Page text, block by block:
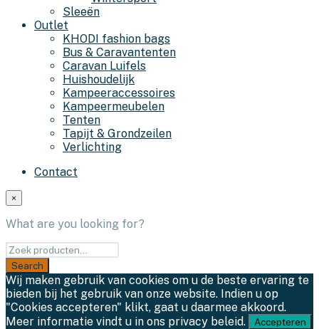
Sleeën
Outlet
KHODI fashion bags
Bus & Caravantenten
Caravan Luifels
Huishoudelijk
Kampeeraccessoires
Kampeermeubelen
Tenten
Tapijt & Grondzeilen
Verlichting
Contact
×
What are you looking for?
Wij maken gebruik van cookies om u de beste ervaring te
bieden bij het gebruik van onze website. Indien u op
"Cookies accepteren" klikt, gaat u daarmee akkoord.
Meer informatie vindt u in ons privacy beleid.
Accepteren